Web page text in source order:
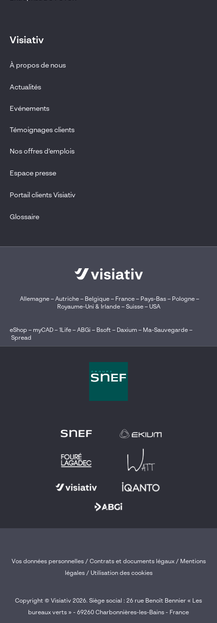
Visiativ
À propos de nous
Actualités
Evénements
Témoignages clients
Nos offres d’emplois
Espace presse
Portail clients Visiativ
Glossaire
Allemagne– Autriche– Belgique – France– Pays-Bas– Pologne–
Royaume-Uni & Irlande– Suisse– USA
eShop – myCAD – 1Life – ABGi – Bsoft – Daxium – Ma-Sauvegarde –
Spread
Copyright © Visiativ 2026. Siège social : 26 rue Benoît Bennier « Les
bureaux verts » - 69260 Charbonnières-les-Bains - France
Vos données personnelles/ Contrats et documents légaux/ Mentions
légales / Utilisation des cookies